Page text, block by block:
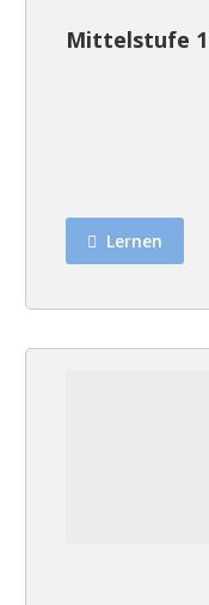
Mittelstufe 1
Lernen